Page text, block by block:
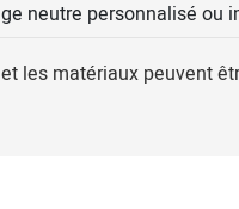
neutre personnalisé ou
les matériaux peuvent